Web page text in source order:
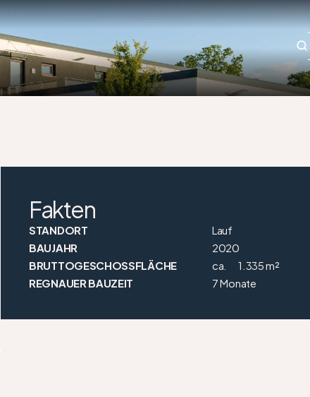
Fakten
STANDORT
Lauf
BAUJAHR
2020
BRUTTOGESCHOSSFLÄCHE
ca.
1.335 m²
REGNAUER BAUZEIT
7 Monate